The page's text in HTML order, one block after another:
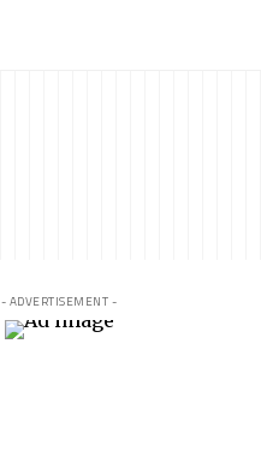
- ADVERTISEMENT -